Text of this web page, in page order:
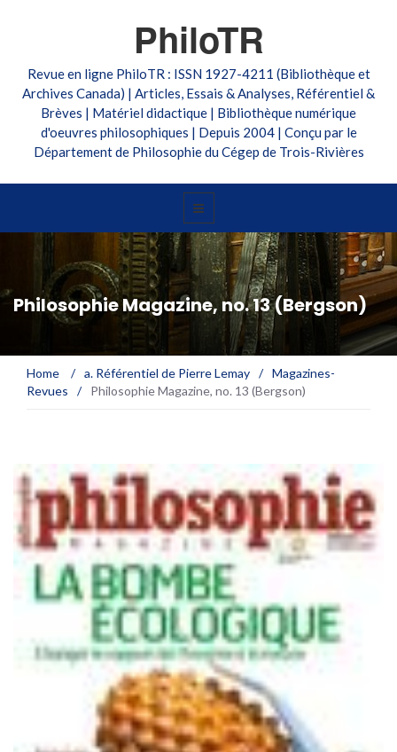
PhiloTR
Revue en ligne PhiloTR : ISSN 1927-4211 (Bibliothèque et
Archives Canada) | Articles, Essais & Analyses, Référentiel &
Brèves | Matériel didactique | Bibliothèque numérique
d'oeuvres philosophiques | Depuis 2004 | Conçu par le
Département de Philosophie du Cégep de Trois-Rivières
Philosophie Magazine, no. 13 (Bergson)
Home / a. Référentiel de Pierre Lemay / Magazines-
Revues
/ Philosophie Magazine, no. 13 (Bergson)